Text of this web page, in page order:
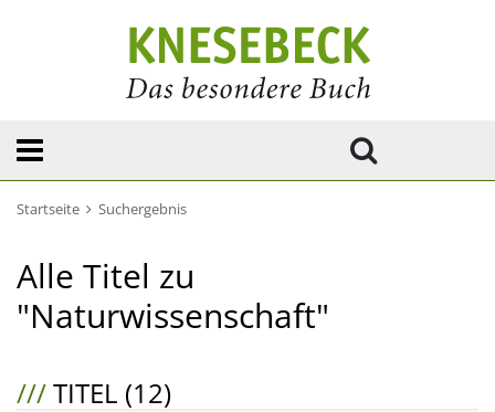
Startseite Suchergebnis
Alle Titel zu
"Naturwissenschaft"
///TITEL (12)